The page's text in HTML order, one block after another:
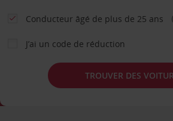
Conducteur âgé de plus de 25 ans
J’ai un code de réduction
TROUVER DES